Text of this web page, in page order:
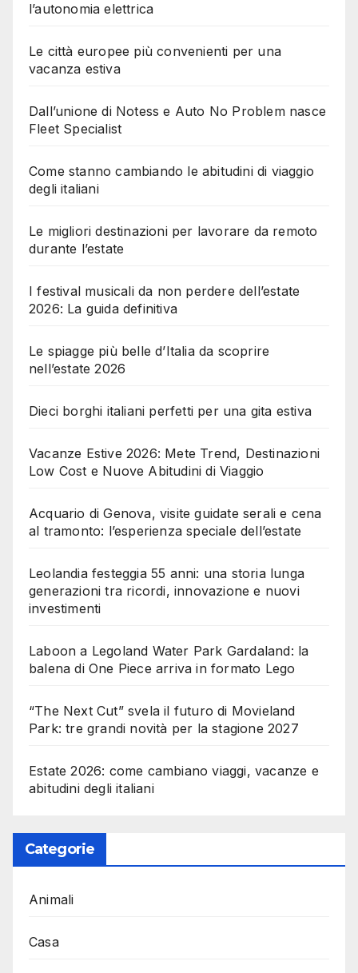
l’autonomia elettrica
Le città europee più convenienti per una
vacanza estiva
Dall’unione di Notess e Auto No Problem nasce
Fleet Specialist
Come stanno cambiando le abitudini di viaggio
degli italiani
Le migliori destinazioni per lavorare da remoto
durante l’estate
I festival musicali da non perdere dell’estate
2026: La guida definitiva
Le spiagge più belle d’Italia da scoprire
nell’estate 2026
Dieci borghi italiani perfetti per una gita estiva
Vacanze Estive 2026: Mete Trend, Destinazioni
Low Cost e Nuove Abitudini di Viaggio
Acquario di Genova, visite guidate serali e cena
al tramonto: l’esperienza speciale dell’estate
Leolandia festeggia 55 anni: una storia lunga
generazioni tra ricordi, innovazione e nuovi
investimenti
Laboon a Legoland Water Park Gardaland: la
balena di One Piece arriva in formato Lego
“The Next Cut” svela il futuro di Movieland
Park: tre grandi novità per la stagione 2027
Estate 2026: come cambiano viaggi, vacanze e
abitudini degli italiani
Categorie
Animali
Casa